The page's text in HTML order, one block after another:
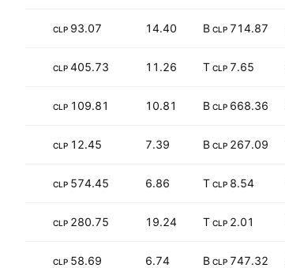
714.87 B
CLP
14.40
93.07
CLP
7.65 T
CLP
11.26
405.73
CLP
668.36 B
CLP
10.81
109.81
CLP
267.09 B
CLP
7.39
12.45
CLP
8.54 T
CLP
6.86
574.45
CLP
2.01 T
CLP
19.24
280.75
CLP
747.32 B
CLP
6.74
58.69
CLP